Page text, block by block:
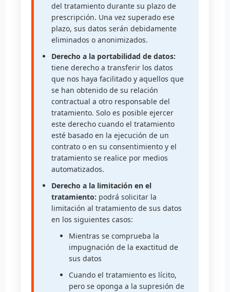
del tratamiento durante su plazo de
prescripción. Una vez superado ese
plazo, sus datos serán debidamente
eliminados o anonimizados.
Derecho a la portabilidad de datos:
tiene derecho a transferir los datos
que nos haya facilitado y aquellos que
se han obtenido de su relación
contractual a otro responsable del
tratamiento. Solo es posible ejercer
este derecho cuando el tratamiento
esté basado en la ejecución de un
contrato o en su consentimiento y el
tratamiento se realice por medios
automatizados.
Derecho a la limitación en el
tratamiento: podrá solicitar la
limitación al tratamiento de sus datos
en los siguientes casos:
Mientras se comprueba la
impugnación de la exactitud de
sus datos
Cuando el tratamiento es lícito,
pero se oponga a la supresión de